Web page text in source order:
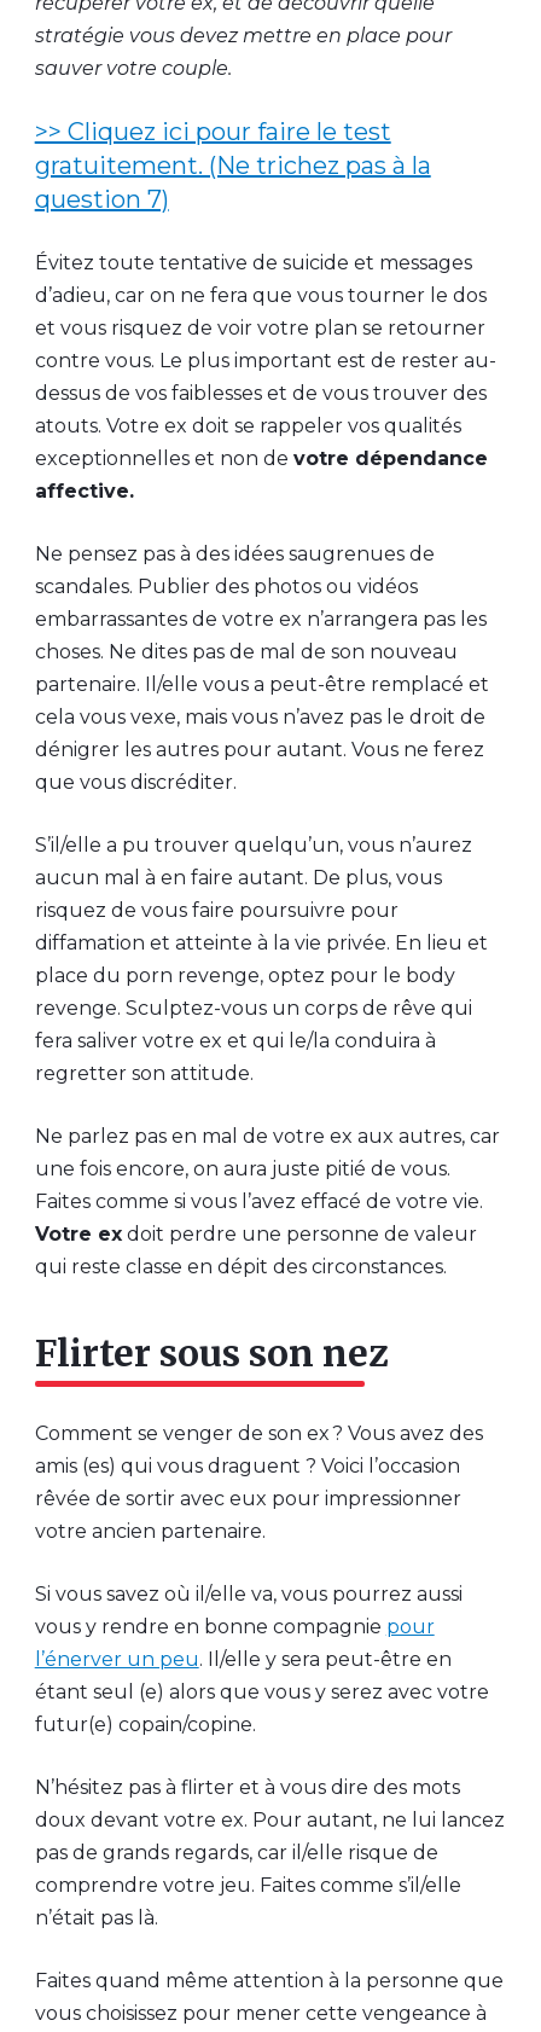
stratégie vous devez mettre en place pour
sauver votre couple.
>> Cliquez ici pour faire le test
gratuitement. (Ne trichez pas à la
question 7)
Évitez toute tentative de suicide et messages
d’adieu, car on ne fera que vous tourner le dos
et vous risquez de voir votre plan se retourner
contre vous. Le plus important est de rester au-
dessus de vos faiblesses et de vous trouver des
atouts. Votre ex doit se rappeler vos qualités
exceptionnelles et non de votre dépendance
affective.
Ne pensez pas à des idées saugrenues de
scandales. Publier des photos ou vidéos
embarrassantes de votre ex n’arrangera pas les
choses. Ne dites pas de mal de son nouveau
partenaire. Il/elle vous a peut-être remplacé et
cela vous vexe, mais vous n’avez pas le droit de
dénigrer les autres pour autant. Vous ne ferez
que vous discréditer.
S’il/elle a pu trouver quelqu’un, vous n’aurez
aucun mal à en faire autant. De plus, vous
risquez de vous faire poursuivre pour
diffamation et atteinte à la vie privée. En lieu et
place du porn revenge, optez pour le body
revenge. Sculptez-vous un corps de rêve qui
fera saliver votre ex et qui le/la conduira à
regretter son attitude.
Ne parlez pas en mal de votre ex aux autres, car
une fois encore, on aura juste pitié de vous.
Faites comme si vous l’avez effacé de votre vie.
Votre exdoit perdre une personne de valeur
qui reste classe en dépit des circonstances.
Flirter sous son nez
Comment se venger de son ex ? Vous avez des
amis (es) qui vous draguent ? Voici l’occasion
rêvée de sortir avec eux pour impressionner
votre ancien partenaire.
Si vous savez où il/elle va, vous pourrez aussi
vous y rendre en bonne compagnie pour
l’énerver un peu. Il/elle y sera peut-être en
étant seul (e) alors que vous y serez avec votre
futur(e) copain/copine.
N’hésitez pas à flirter et à vous dire des mots
doux devant votre ex. Pour autant, ne lui lancez
pas de grands regards, car il/elle risque de
comprendre votre jeu. Faites comme s’il/elle
n’était pas là.
Faites quand même attention à la personne que
vous choisissez pour mener cette vengeance à